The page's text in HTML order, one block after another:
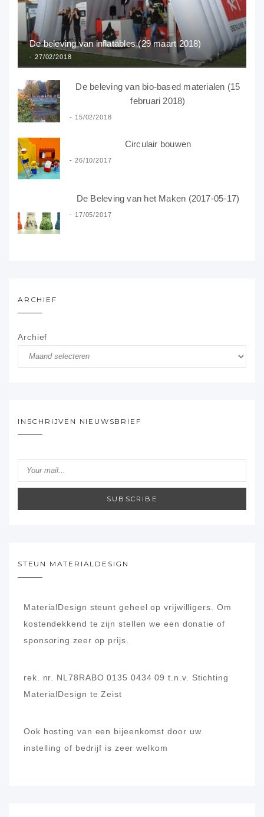
De beleving van inflatables (29 maart 2018)
27/02/2018
De beleving van bio-based materialen (15
februari 2018)
15/02/2018
Circulair bouwen
26/10/2017
De Beleving van het Maken (2017-05-17)
17/05/2017
ARCHIEF
Archief
INSCHRIJVEN NIEUWSBRIEF
SUBSCRIBE
STEUN MATERIALDESIGN
MaterialDesign steunt geheel op vrijwilligers.
Om
kostendekkend te zijn stellen we een donatie of
sponsoring zeer op prijs.
rek. nr. NL78RABO 0135 0434 09 t.n.v. Stichting
MaterialDesign te Zeist
Ook hosting van een bijeenkomst door uw
instelling of bedrijf is zeer welkom